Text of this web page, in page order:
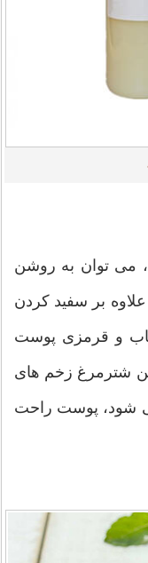
می توان به روشن
بر سفید کردن
و قرمزی پوست
شترمرغ زخم های
شود، پوست راحت